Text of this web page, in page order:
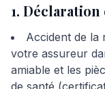
1.
Accident de la
votre assureur
amiable et les
de santé